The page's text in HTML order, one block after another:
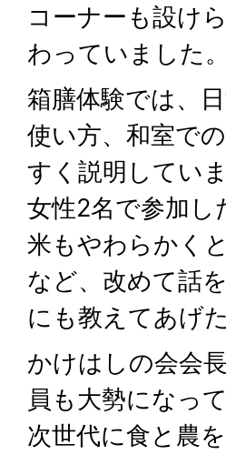
コーナーも設け
わっていました。
箱膳体験では、
使い方、和室で
すく説明していま
女性2名で参加し
米もやわらかく
など、改めて話
にも教えてあげ
かけはしの会会
員も大勢になっ
次世代に食と農